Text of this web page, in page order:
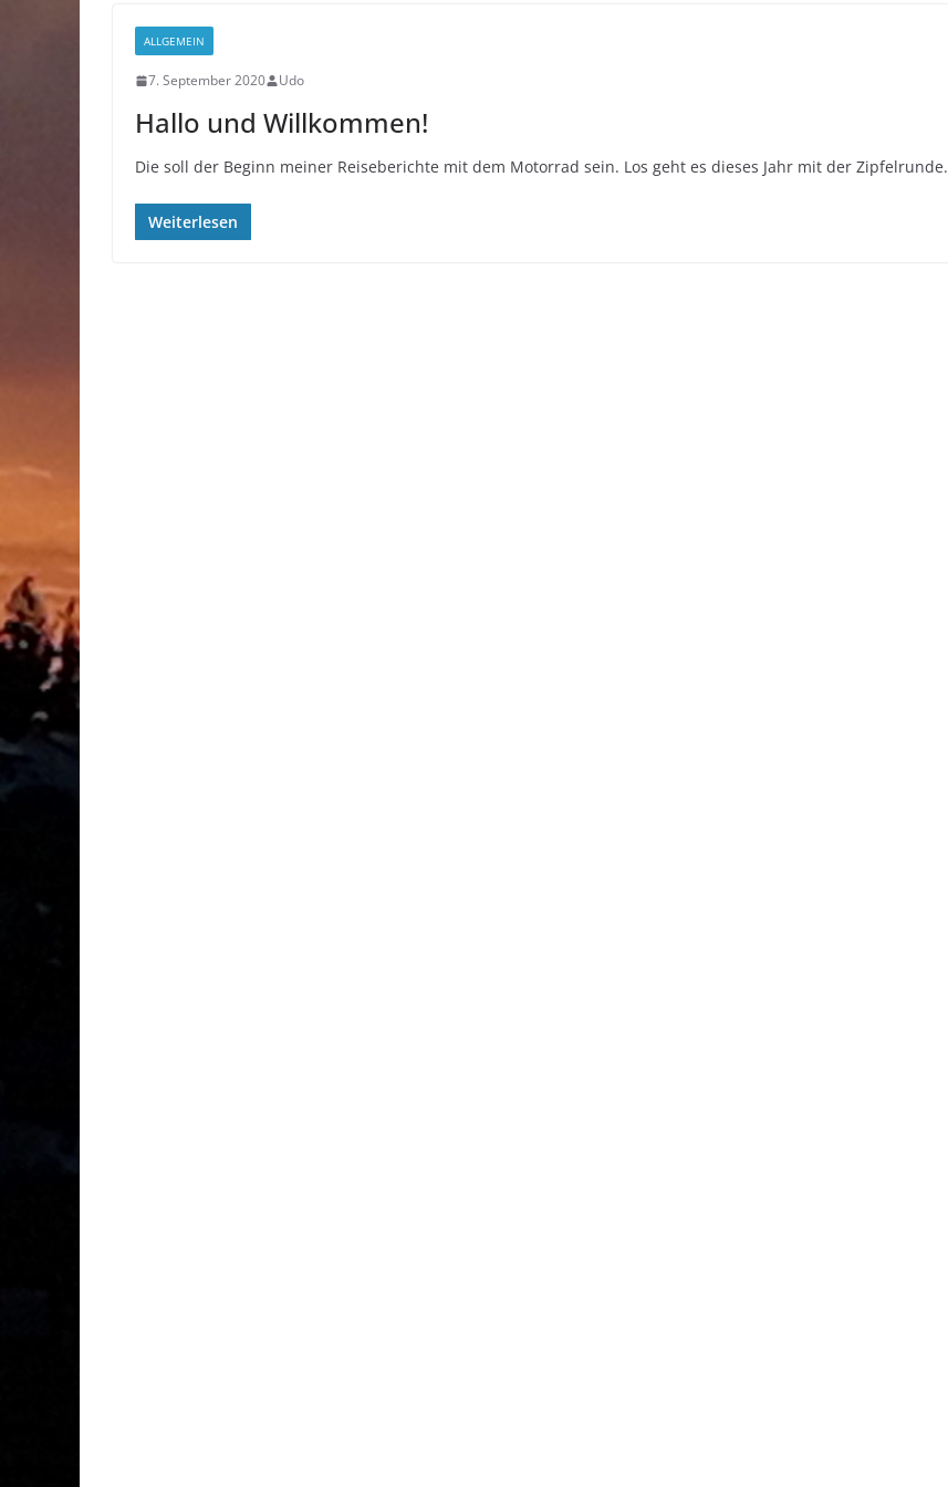
ALLGEMEIN
7. September 2020 Udo
Hallo und Willkommen!
Die soll der Beginn meiner Reiseberichte mit dem Motorrad sein. Los geht es dieses Jahr mit der Zipfelrunde.
Weiterlesen